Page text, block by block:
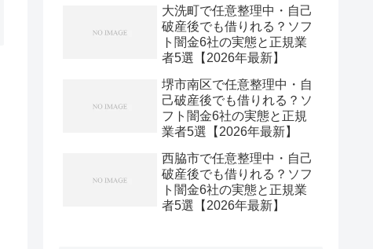
大洗町で任意整理中・自己
破産後でも借りれる？ソフ
ト闇金6社の実態と正規業
者5選【2026年最新】
堺市南区で任意整理中・自
己破産後でも借りれる？ソ
フト闇金6社の実態と正規
業者5選【2026年最新】
西脇市で任意整理中・自己
破産後でも借りれる？ソフ
ト闇金6社の実態と正規業
者5選【2026年最新】